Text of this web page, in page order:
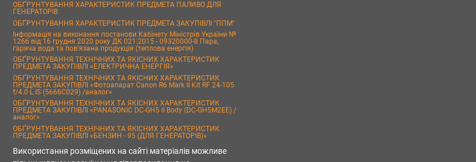
ОБҐРУНТУВАННЯ ХАРАКТЕРИСТИК ПРЕДМЕТА ПАЛИВО ДЛЯ
ГЕНЕРАТОРІВ
ОБҐРУНТУВАННЯ ХАРАКТЕРИСТИК ПРЕДМЕТА ЗАКУПІВЛІ "ППМ"
Інформація на виконання постанови Кабінету Міністрів України №
1266 від 16 грудня 2020 року ДК 021:2015 - 09320000-8 Пара,
гаряча вода та пов’язана продукція (теплова енергія)
ОБҐРУНТУВАННЯ ТЕХНІЧНИХ ТА ЯКІСНИХ ХАРАКТЕРИСТИК
ПРЕДМЕТА ЗАКУПІВЛІ «ЕЛЕКТРИЧНА ЕНЕРГІЯ»
ОБҐРУНТУВАННЯ ТЕХНІЧНИХ ТА ЯКІСНИХ ХАРАКТЕРИСТИК
ПРЕДМЕТА ЗАКУПІВЛІ «Фотоапарат Canon R6 Mark II Kit RF 24-105
f/4.0 L IS (5666C029) /аналог»
ОБҐРУНТУВАННЯ ТЕХНІЧНИХ ТА ЯКІСНИХ ХАРАКТЕРИСТИК
ПРЕДМЕТА ЗАКУПІВЛІ «PANASONIC DC-GH5 II Body (DC-GH5M2EE) /
аналог»
ОБҐРУНТУВАННЯ ТЕХНІЧНИХ ТА ЯКІСНИХ ХАРАКТЕРИСТИК
ПРЕДМЕТА ЗАКУПІВЛІ «БЕНЗИН - 95 (ДЛЯ ГЕНЕРАТОРІВ)»
Використання розміщених на сайті матеріалів можливе